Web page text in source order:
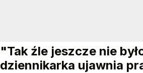
"Tak źle jeszcze nie
dziennikarka ujawnia